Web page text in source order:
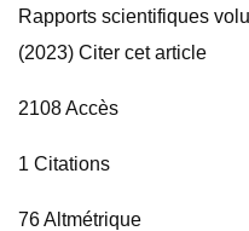
Rapports scientifiques
(2023) Citer cet article
2108 Accès
1 Citations
76 Altmétrique